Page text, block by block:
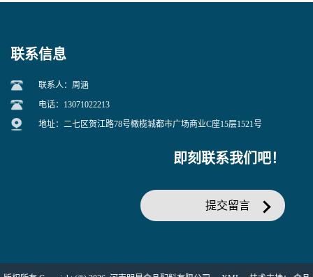
联系信息
联系人：周涵
电话：13071022213
地址：二七区贺江路78号橄榄城都市广场商业C座15层1521号
即刻联系我们吧！
提交留言